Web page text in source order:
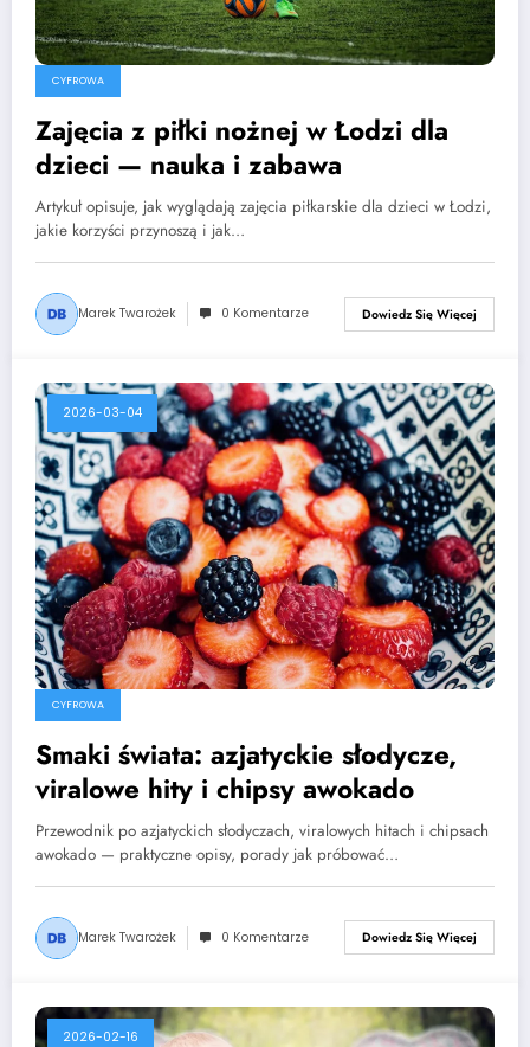
CYFROWA
Zajęcia z piłki nożnej w Łodzi dla
dzieci — nauka i zabawa
Artykuł opisuje, jak wyglądają zajęcia piłkarskie dla dzieci w Łodzi,
jakie korzyści przynoszą i jak…
Marek Twarożek 0 Komentarze Dowiedz Się Więcej
2026-03-04
CYFROWA
Smaki świata: azjatyckie słodycze,
viralowe hity i chipsy awokado
Przewodnik po azjatyckich słodyczach, viralowych hitach i chipsach
awokado — praktyczne opisy, porady jak próbować…
Marek Twarożek 0 Komentarze Dowiedz Się Więcej
2026-02-16